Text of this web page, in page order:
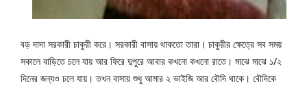
বড় দাদা সরকারী চাকুরী করে। সরকারী বাসায় থাকতো তারা। চাকুরীর ক্ষেত্রে সব সময়
সকালে বাড়িতে চলে যায় আর ফিরে দুপুরে আবার কখনো কখনো রাতে। মাঝে মাঝে ১/২
দিনের জন্যও চলে যায়। তখন বাসায় শুধু আমার ২ ভাইজি আর বৌদি থাকে। বৌদিকে